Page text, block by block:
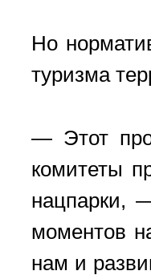
Но
туризма
— Этот
комитеты
нацпарки,
моментов
нам и